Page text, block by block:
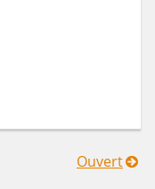
Ouvert